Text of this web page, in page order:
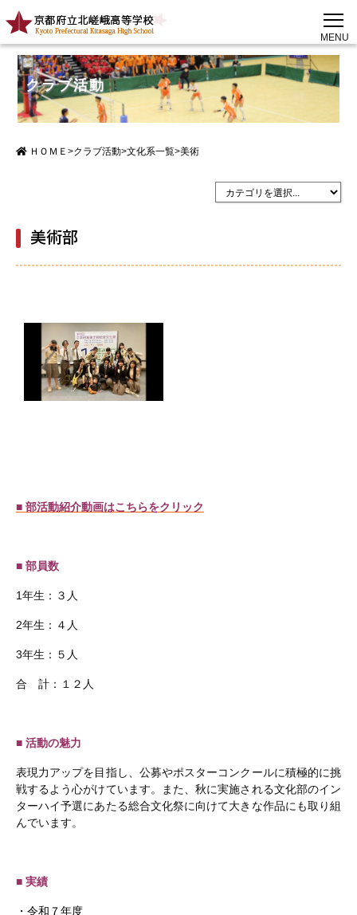
MENU
クラブ活動
ＨＯＭＥ >クラブ活動>文化系一覧>美術
美術部
■ 部活動紹介動画はこちらをクリック
■ 部員数
1年生：３人
2年生：４人
3年生：５人
合 計：１２人
■ 活動の魅力
表現力アップを目指し、公募やポスターコンクールに積極的に挑
戦するよう心がけています。また、秋に実施される文化部のイン
ターハイ予選にあたる総合文化祭に向けて大きな作品にも取り組
んでいます。
■ 実績
・令和７年度